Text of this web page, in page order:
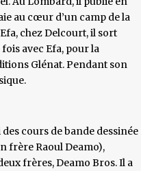
au cœur d’un camp de la
chez Delcourt, il sort
avec Efa, pour la
Glénat. Pendant son
cours de bande dessinée
frère Raoul Deamo),
frères, Deamo Bros. Il a